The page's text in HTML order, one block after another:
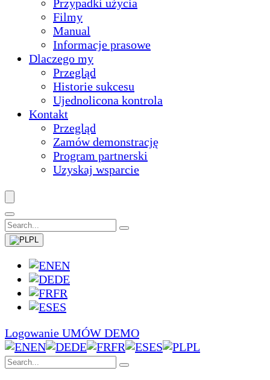
Przypadki użycia
Filmy
Manual
Informacje prasowe
Dlaczego my
Przegląd
Historie sukcesu
Ujednolicona kontrola
Kontakt
Przegląd
Zamów demonstrację
Program partnerski
Uzyskaj wsparcie
PL
EN
DE
FR
ES
Logowanie UMÓW DEMO
EN
DE FR ES PL